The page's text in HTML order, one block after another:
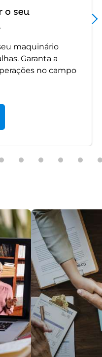
o seu
maquinário
Garanta a
no campo